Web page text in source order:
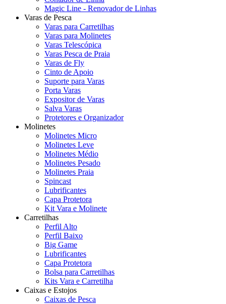
Magic Line - Renovador de Linhas
Varas de Pesca
Varas para Carretilhas
Varas para Molinetes
Varas Telescópica
Varas Pesca de Praia
Varas de Fly
Cinto de Apoio
Suporte para Varas
Porta Varas
Expositor de Varas
Salva Varas
Protetores e Organizador
Molinetes
Molinetes Micro
Molinetes Leve
Molinetes Médio
Molinetes Pesado
Molinetes Praia
Spincast
Lubrificantes
Capa Protetora
Kit Vara e Molinete
Carretilhas
Perfil Alto
Perfil Baixo
Big Game
Lubrificantes
Capa Protetora
Bolsa para Carretilhas
Kits Vara e Carretilha
Caixas e Estojos
Caixas de Pesca